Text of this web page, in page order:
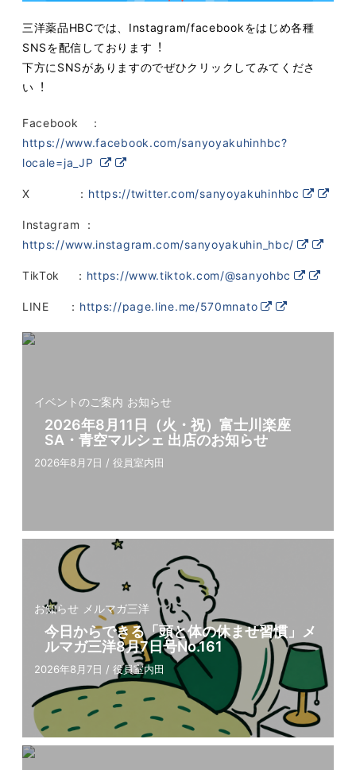
三洋薬品HBCでは、Instagram/facebookをはじめ各種
SNSを配信しております︕
下⽅にSNSがありますのでぜひクリックしてみてくださ
い︕
Facebook ：
https://www.facebook.com/sanyoyakuhinhbc?
locale=ja_JP
X ： https://twitter.com/sanyoyakuhinhbc
Instagram ：
https://www.instagram.com/sanyoyakuhin_hbc/
TikTok ： https://www.tiktok.com/@sanyohbc
LINE ： https://page.line.me/570mnato
イベントのご案内 お知らせ
2026年8月11日（火・祝）富士川楽座
SA・青空マルシェ 出店のお知らせ
2026年8月7日 / 役員室内田
お知らせ メルマガ三洋
今⽇からできる「頭と体の休ませ習慣」メ
ルマガ三洋8⽉7⽇号No.161
2026年8月7日 / 役員室内田